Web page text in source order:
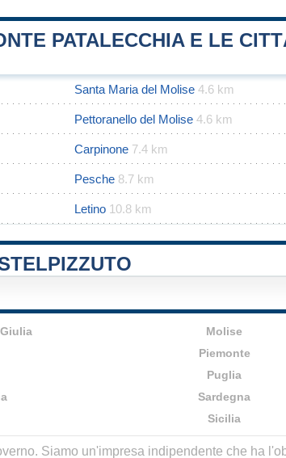
PATALECCHIA E LE
Santa Maria del Molise 4.6 km
Pettoranello del Molise 4.6 km
Carpinone 7.4 km
Pesche 8.7 km
Letino 10.8 km
Molise
Piemonte
Puglia
Sardegna
Sicilia
Siamo un'impresa indipendente che ha